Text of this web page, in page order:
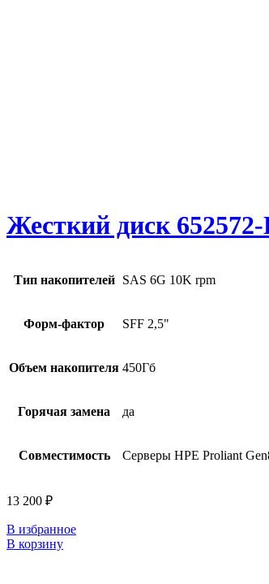
Жесткий диск
Тип накопителей SAS 6G 10K rpm
Форм-фактор SFF 2,5"
Объем накопителя 450Гб
Горячая замена да
Совместимость Серверы HPE Proliant
13 200 ₽
В избранное
В корзину